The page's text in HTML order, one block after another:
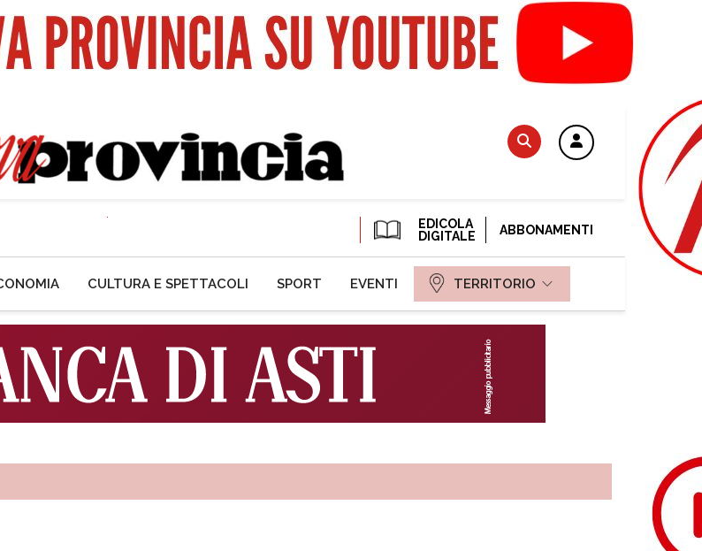
EDICOLA
DIGITALE
ABBONAMENTI
CULTURA E SPETTACOLI SPORT EVENTI TERRITORIO